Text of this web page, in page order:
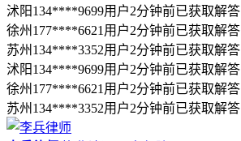
沭阳134****9699用户2分钟前已获取解答
徐州177****6621用户2分钟前已获取解答
苏州134****3352用户2分钟前已获取解答
沭阳134****9699用户2分钟前已获取解答
徐州177****6621用户2分钟前已获取解答
苏州134****3352用户2分钟前已获取解答